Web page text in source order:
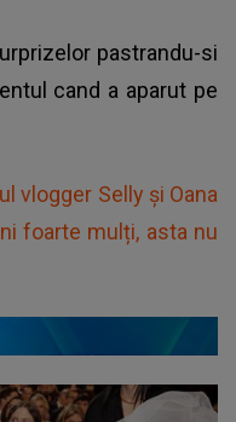
pastrandu-si
cand a aparut pe
vlogger Selly și Oana
foarte mulți, asta nu